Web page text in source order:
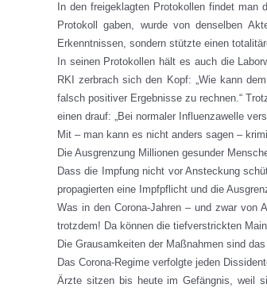
In den freigeklagten Protokollen findet
Protokoll gaben, wurde von denselben
Erkenntnissen, sondern stützte einen
In seinen Protokollen hält es auch die
RKI zerbrach sich den Kopf: „Wie kann
falsch positiver Ergebnisse zu rechnen.“
einen drauf: „Bei normaler Influenzawelle
Mit – man kann es nicht anders sagen –
Die Ausgrenzung Millionen gesunder
Dass die Impfung nicht vor Ansteckung
propagierten eine Impfpflicht und die
Was in den Corona-Jahren – und zwar von
trotzdem! Da können die tiefverstrickten
Die Grausamkeiten der Maßnahmen sind
Das Corona-Regime verfolgte jeden
Ärzte sitzen bis heute im Gefängnis, weil